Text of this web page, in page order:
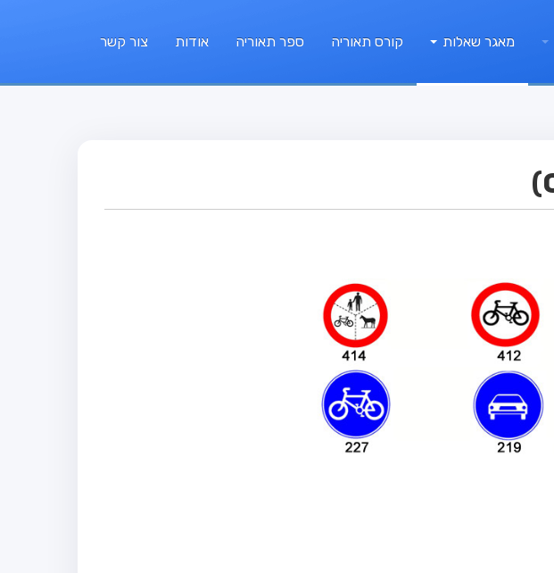
מאגר שאלות קורס תאוריה ספר תאוריה אודות צור קשר